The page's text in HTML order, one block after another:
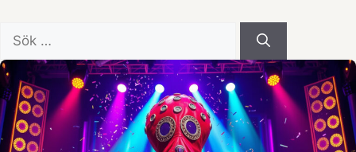
efter: